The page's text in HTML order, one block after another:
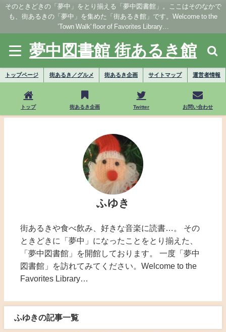
そのときどきの「夢中」をとり揃える「夢中図書館」。ここはそのなかで
も、街あるきの「夢中」を集めた「街あるき館」です。Welcome to the
’Town Walk' floor of Favorites Library…
夢中図書館 街あるき館
トップページ 街あるき／グルメ 街あるき企画 サイトマップ 運営者情報
トップ 街あるき企画 Twitter お問い合わせ
ふゆき
街あるきや食べ飲み、好きな音楽に読書…。 その
ときどきに「夢中」になったことをとり揃えた、
「夢中図書館」を開館しております。 一度「夢中
図書館」を訪れてみてください。Welcome to the
Favorites Library…
ふゆきの記事一覧